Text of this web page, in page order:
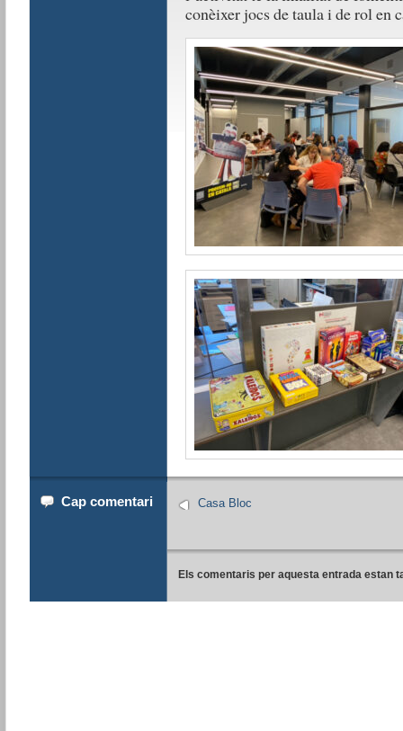
conèixer jocs de taula i de rol en
Cap comentari Casa Bloc
Els comentaris per aquesta entrada estan